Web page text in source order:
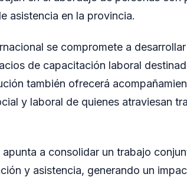
asistencia en la provincia.
se compromete a
de capacitación laboral
también ofrecerá
y laboral de quienes atraviesan
a consolidar un trabajo
y asistencia, generando un